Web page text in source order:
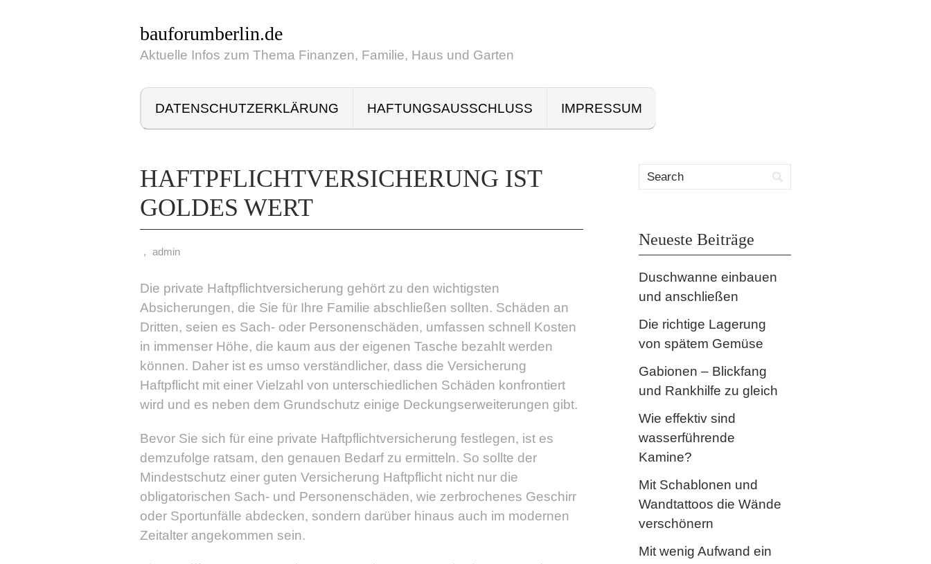
bauforumberlin.de
Aktuelle Infos zum Thema Finanzen, Familie, Haus und Garten
DATENSCHUTZERKLÄRUNG HAFTUNGSAUSSCHLUSS IMPRESSUM
HAFTPFLICHTVERSICHERUNG IST
GOLDES WERT
, admin
Die private Haftpflichtversicherung gehört zu den wichtigsten
Absicherungen, die Sie für Ihre Familie abschließen sollten. Schäden an
Dritten, seien es Sach- oder Personenschäden, umfassen schnell Kosten
in immenser Höhe, die kaum aus der eigenen Tasche bezahlt werden
können. Daher ist es umso verständlicher, dass die Versicherung
Haftpflicht mit einer Vielzahl von unterschiedlichen Schäden konfrontiert
wird und es neben dem Grundschutz einige Deckungserweiterungen gibt.
Bevor Sie sich für eine private Haftpflichtversicherung festlegen, ist es
demzufolge ratsam, den genauen Bedarf zu ermitteln. So sollte der
Mindestschutz einer guten Versicherung Haftpflicht nicht nur die
obligatorischen Sach- und Personenschäden, wie zerbrochenes Geschirr
oder Sportunfälle abdecken, sondern darüber hinaus auch im modernen
Zeitalter angekommen sein.
Neueste Beiträge
Duschwanne einbauen
und anschließen
Die richtige Lagerung
von spätem Gemüse
Gabionen – Blickfang
und Rankhilfe zu gleich
Wie effektiv sind
wasserführende
Kamine?
Mit Schablonen und
Wandtattoos die Wände
verschönern
Mit wenig Aufwand ein